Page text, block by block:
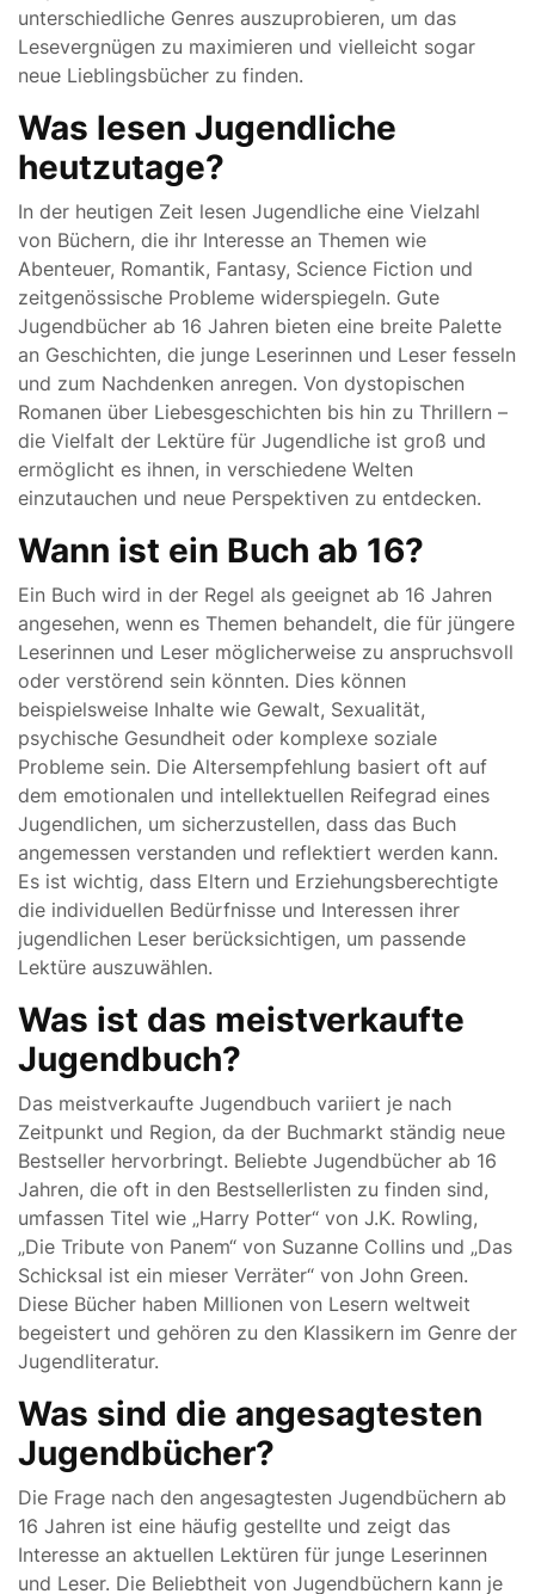
unterschiedliche Genres auszuprobieren, um das
Lesevergnügen zu maximieren und vielleicht sogar
neue Lieblingsbücher zu finden.
Was lesen Jugendliche
heutzutage?
In der heutigen Zeit lesen Jugendliche eine Vielzahl
von Büchern, die ihr Interesse an Themen wie
Abenteuer, Romantik, Fantasy, Science Fiction und
zeitgenössische Probleme widerspiegeln. Gute
Jugendbücher ab 16 Jahren bieten eine breite Palette
an Geschichten, die junge Leserinnen und Leser fesseln
und zum Nachdenken anregen. Von dystopischen
Romanen über Liebesgeschichten bis hin zu Thrillern –
die Vielfalt der Lektüre für Jugendliche ist groß und
ermöglicht es ihnen, in verschiedene Welten
einzutauchen und neue Perspektiven zu entdecken.
Wann ist ein Buch ab 16?
Ein Buch wird in der Regel als geeignet ab 16 Jahren
angesehen, wenn es Themen behandelt, die für jüngere
Leserinnen und Leser möglicherweise zu anspruchsvoll
oder verstörend sein könnten. Dies können
beispielsweise Inhalte wie Gewalt, Sexualität,
psychische Gesundheit oder komplexe soziale
Probleme sein. Die Altersempfehlung basiert oft auf
dem emotionalen und intellektuellen Reifegrad eines
Jugendlichen, um sicherzustellen, dass das Buch
angemessen verstanden und reflektiert werden kann.
Es ist wichtig, dass Eltern und Erziehungsberechtigte
die individuellen Bedürfnisse und Interessen ihrer
jugendlichen Leser berücksichtigen, um passende
Lektüre auszuwählen.
Was ist das meistverkaufte
Jugendbuch?
Das meistverkaufte Jugendbuch variiert je nach
Zeitpunkt und Region, da der Buchmarkt ständig neue
Bestseller hervorbringt. Beliebte Jugendbücher ab 16
Jahren, die oft in den Bestsellerlisten zu finden sind,
umfassen Titel wie „Harry Potter“ von J.K. Rowling,
„Die Tribute von Panem“ von Suzanne Collins und „Das
Schicksal ist ein mieser Verräter“ von John Green.
Diese Bücher haben Millionen von Lesern weltweit
begeistert und gehören zu den Klassikern im Genre der
Jugendliteratur.
Was sind die angesagtesten
Jugendbücher?
Die Frage nach den angesagtesten Jugendbüchern ab
16 Jahren ist eine häufig gestellte und zeigt das
Interesse an aktuellen Lektüren für junge Leserinnen
und Leser. Die Beliebtheit von Jugendbüchern kann je